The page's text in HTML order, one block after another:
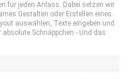
für jeden Anlass. Dabei setzen wir
Gestalten oder Erstellen eines
auswählen, Texte eingeben und
absolute Schnäppchen - Und das